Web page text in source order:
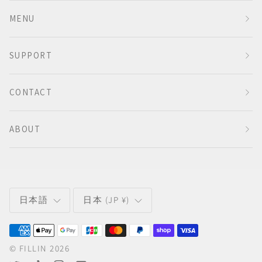
MENU
SUPPORT
CONTACT
ABOUT
日本語 日本 (JP ¥)
© FILLIN 2026